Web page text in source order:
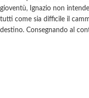
gioventù, Ignazio non
tutti come sia difficile il
destino. Consegnando al